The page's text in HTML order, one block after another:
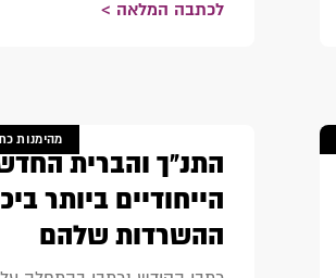
לכתבה המלאה >
מהימנות
התנ"ך והברית
הייחודיים ביותר
ההשרדות שלהם